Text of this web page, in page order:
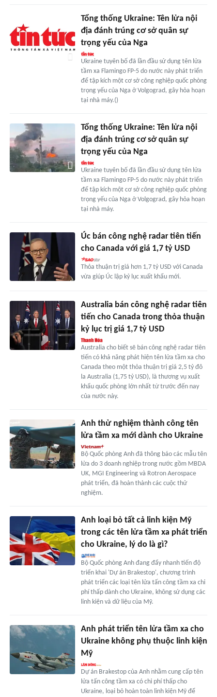
Tổng thống Ukraine: Tên lửa nội
địa đánh trúng cơ sở quân sự
trọng yếu của Nga
Ukraine tuyên bố đã lần đầu sử dụng tên lửa
tầm xa Flamingo FP-5 do nước này phát triển
để tập kích một cơ sở công nghiệp quốc phòng
trọng yếu của Nga ở Volgograd, gây hỏa hoạn
tại nhà máy.()
Tổng thống Ukraine: Tên lửa nội
địa đánh trúng cơ sở quân sự
trọng yếu của Nga
Ukraine tuyên bố đã lần đầu sử dụng tên lửa
tầm xa Flamingo FP-5 do nước này phát triển
để tập kích một cơ sở công nghiệp quốc phòng
trọng yếu của Nga ở Volgograd, gây hỏa hoạn
tại nhà máy.
Úc bán công nghệ radar tiên tiến
cho Canada với giá 1,7 tỷ USD
Thỏa thuận trị giá hơn 1,7 tỷ USD với Canada
vừa giúp Úc lập kỷ lục xuất khẩu mới.
Australia bán công nghệ radar tiên
tiến cho Canada trong thỏa thuận
kỷ lục trị giá 1,7 tỷ USD
Australia cho biết sẽ bán công nghệ radar tiên
tiến có khả năng phát hiện tên lửa tầm xa cho
Canada theo một thỏa thuận trị giá 2,5 tỷ đô
la Australia (1,75 tỷ USD), là thương vụ xuất
khẩu quốc phòng lớn nhất từ trước đến nay
của nước này.
Anh thử nghiệm thành công tên
lửa tầm xa mới dành cho Ukraine
Bộ Quốc phòng Anh đã thông báo các mẫu tên
lửa do 3 doanh nghiệp trong nước gồm MBDA
UK, MGI Engineering và Rotron Aerospace
phát triển, đã hoàn thành các cuộc thử
nghiệm.
Anh loại bỏ tất cả linh kiện Mỹ
trong các tên lửa tầm xa phát triển
cho Ukraine, lý do là gì?
Bộ Quốc phòng Anh đang đẩy nhanh tiến độ
triển khai 'Dự án Brakestop', chương trình
phát triển các loại tên lửa tấn công tầm xa chi
phí thấp dành cho Ukraine, không sử dụng các
linh kiện và dữ liệu của Mỹ.
Anh phát triển tên lửa tầm xa cho
Ukraine không phụ thuộc linh kiện
Mỹ
Dự án Brakestop của Anh nhằm cung cấp tên
lửa tấn công tầm xa có chi phí thấp cho
Ukraine, loại bỏ hoàn toàn linh kiện Mỹ để